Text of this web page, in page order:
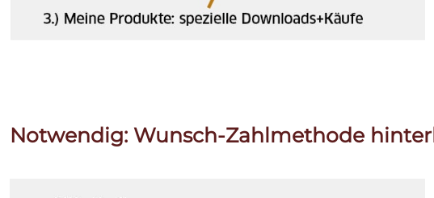
Notwendig: Wunsch-Zahlmethode